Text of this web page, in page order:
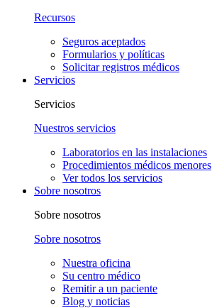
Recursos
Seguros aceptados
Formularios y políticas
Solicitar registros médicos
Servicios
Servicios
Nuestros servicios
Laboratorios en las instalaciones
Procedimientos médicos menores
Ver todos los servicios
Sobre nosotros
Sobre nosotros
Sobre nosotros
Nuestra oficina
Su centro médico
Remitir a un paciente
Blog y noticias